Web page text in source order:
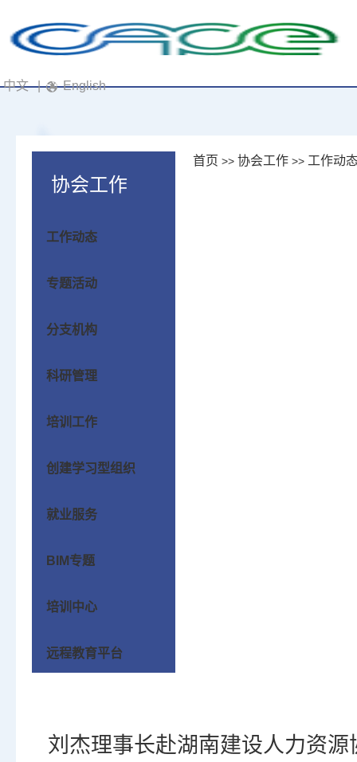
中文 | English
协会工作
工作动态
专题活动
分支机构
科研管理
培训工作
创建学习型组织
就业服务
BIM专题
培训中心
远程教育平台
首页 >> 协会工作>> 工作动
刘杰理事长赴湖南建设人力资源